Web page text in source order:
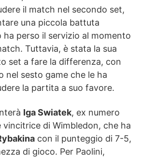
il match nel secondo set,
una piccola battuta
ha perso il servizio al momento
Tuttavia, è stata la sua
set a fare la differenza, con
nel sesto game che le ha
la partita a suo favore.
Iga Swiatek, ex numero
vincitrice di Wimbledon, che ha
con il punteggio di 7-5,
di gioco. Per Paolini,